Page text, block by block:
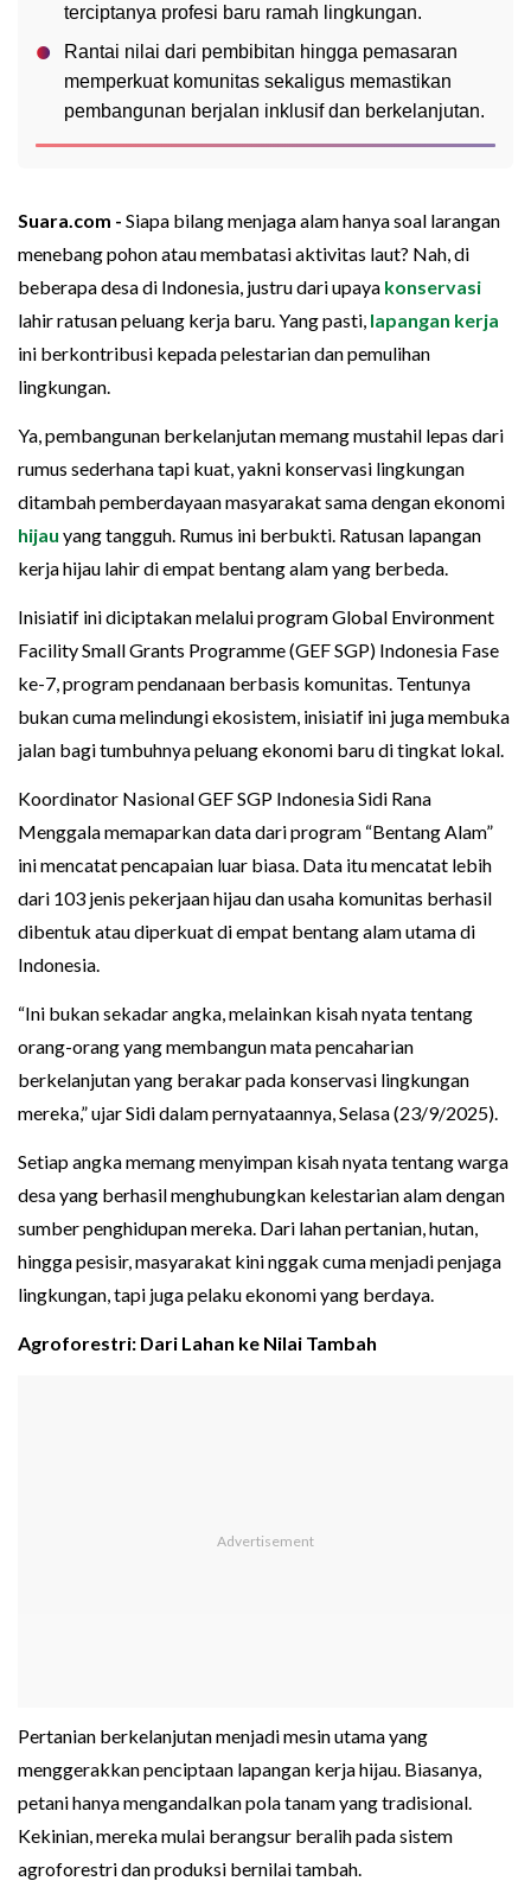
terciptanya profesi baru ramah lingkungan.
Rantai nilai dari pembibitan hingga pemasaran
memperkuat komunitas sekaligus memastikan
pembangunan berjalan inklusif dan berkelanjutan.
Suara.com - Siapa bilang menjaga alam hanya soal larangan
menebang pohon atau membatasi aktivitas laut? Nah, di
beberapa desa di Indonesia, justru dari upaya konservasi
lahir ratusan peluang kerja baru. Yang pasti, lapangan kerja
ini berkontribusi kepada pelestarian dan pemulihan
lingkungan.
Ya, pembangunan berkelanjutan memang mustahil lepas dari
rumus sederhana tapi kuat, yakni konservasi lingkungan
ditambah pemberdayaan masyarakat sama dengan ekonomi
hijau yang tangguh. Rumus ini berbukti. Ratusan lapangan
kerja hijau lahir di empat bentang alam yang berbeda.
Inisiatif ini diciptakan melalui program Global Environment
Facility Small Grants Programme (GEF SGP) Indonesia Fase
ke-7, program pendanaan berbasis komunitas. Tentunya
bukan cuma melindungi ekosistem, inisiatif ini juga membuka
jalan bagi tumbuhnya peluang ekonomi baru di tingkat lokal.
Koordinator Nasional GEF SGP Indonesia Sidi Rana
Menggala memaparkan data dari program “Bentang Alam”
ini mencatat pencapaian luar biasa. Data itu mencatat lebih
dari 103 jenis pekerjaan hijau dan usaha komunitas berhasil
dibentuk atau diperkuat di empat bentang alam utama di
Indonesia.
“Ini bukan sekadar angka, melainkan kisah nyata tentang
orang-orang yang membangun mata pencaharian
berkelanjutan yang berakar pada konservasi lingkungan
mereka,” ujar Sidi dalam pernyataannya, Selasa (23/9/2025).
Setiap angka memang menyimpan kisah nyata tentang warga
desa yang berhasil menghubungkan kelestarian alam dengan
sumber penghidupan mereka. Dari lahan pertanian, hutan,
hingga pesisir, masyarakat kini nggak cuma menjadi penjaga
lingkungan, tapi juga pelaku ekonomi yang berdaya.
Agroforestri: Dari Lahan ke Nilai Tambah
Pertanian berkelanjutan menjadi mesin utama yang
menggerakkan penciptaan lapangan kerja hijau. Biasanya,
petani hanya mengandalkan pola tanam yang tradisional.
Kekinian, mereka mulai berangsur beralih pada sistem
agroforestri dan produksi bernilai tambah.